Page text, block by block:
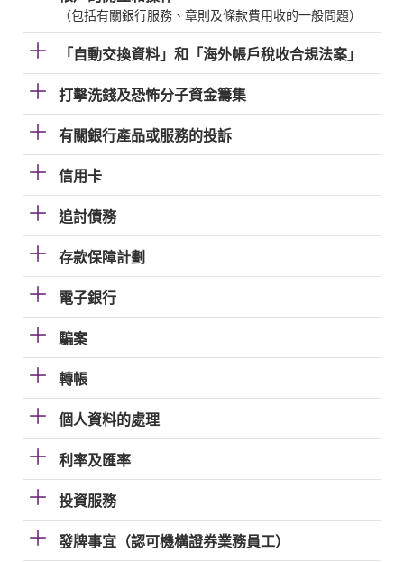
（包括有關銀行服務、章則及條款費用收的一般問題）
「自動交換資料」和「海外帳戶稅收合規法案」
打擊洗錢及恐怖分子資金籌集
有關銀行產品或服務的投訴
信用卡
追討債務
存款保障計劃
電子銀行
騙案
轉帳
個人資料的處理
利率及匯率
投資服務
發牌事宜（認可機構證券業務員工）